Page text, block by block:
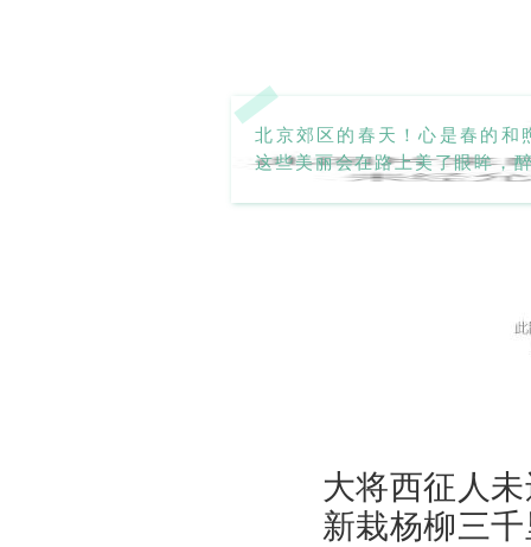
北京郊区的春天！心是春的和
这些美丽会在路上美了眼眸
大将西征人
新栽杨柳三